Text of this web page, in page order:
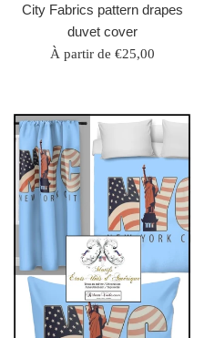
City Fabrics pattern drapes
duvet cover
À partir de €25,00